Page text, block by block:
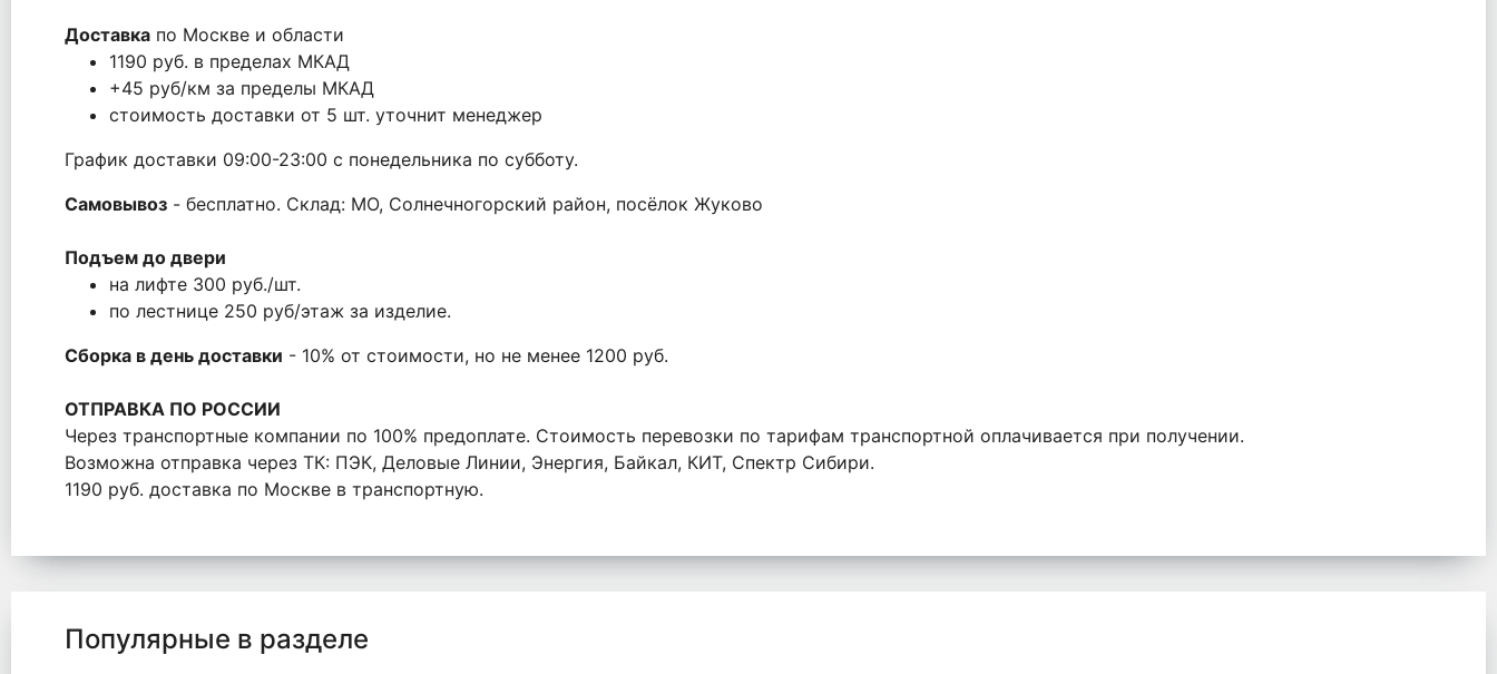
Доставка по Москве и области
1190 руб. в пределах МКАД
+45 руб/км за пределы МКАД
стоимость доставки от 5 шт. уточнит менеджер
График доставки 09:00-23:00 с понедельника по субботу.
Самовывоз - бесплатно. Склад: МО, Солнечногорский район, посёлок Жуково
Подъем до двери
на лифте 300 руб./шт.
по лестнице 250 руб/этаж за изделие.
Сборка в день доставки - 10% от стоимости, но не менее 1200 руб.
ОТПРАВКА ПО РОССИИ
Через транспортные компании по 100% предоплате. Стоимость перевозки по тарифам транспортной оплачивается при получении.
Возможна отправка через ТК: ПЭК, Деловые Линии, Энергия, Байкал, КИТ, Спектр Сибири.
1190 руб. доставка по Москве в транспортную.
Популярные в разделе